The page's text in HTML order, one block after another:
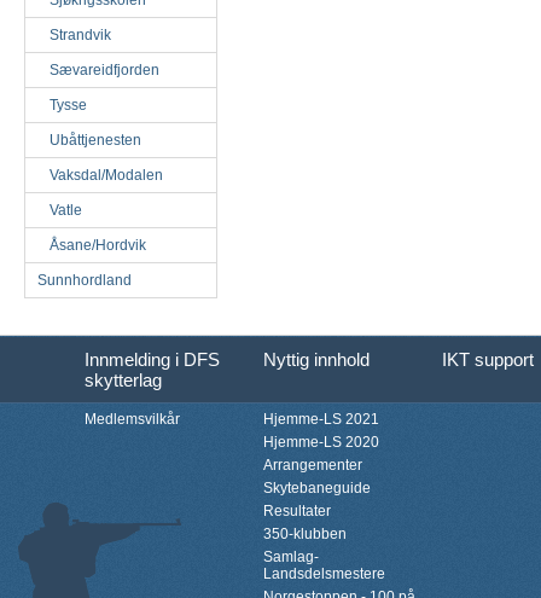
Strandvik
Sævareidfjorden
Tysse
Ubåttjenesten
Vaksdal/Modalen
Vatle
Åsane/Hordvik
Sunnhordland
Innmelding i DFS
skytterlag
Nyttig innhold IKT support
Medlemsvilkår
Hjemme-LS 2021
Hjemme-LS 2020
Arrangementer
Skytebaneguide
Resultater
350-klubben
Samlag-
Landsdelsmestere